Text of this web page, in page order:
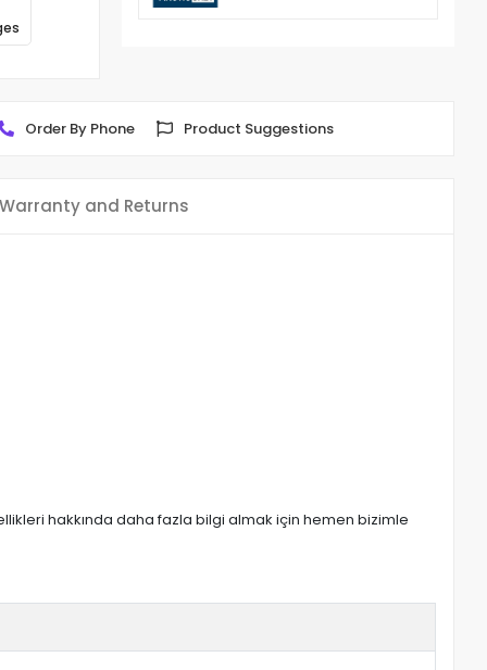
Order By Phone Product Suggestions
Warranty and Returns
hakkında daha fazla bilgi almak için hemen bizimle